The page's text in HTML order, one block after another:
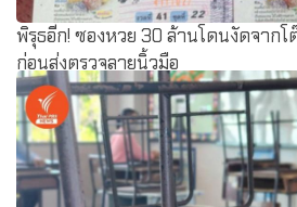
พิรุธอีก! ซองหวย 30 ล้านโดนงัดจากโ
ก่อนส่งตรวจลายนิ้วมือ